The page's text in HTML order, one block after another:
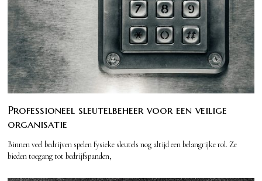
Professioneel sleutelbeheer voor een veilige
organisatie
Binnen veel bedrijven spelen fysieke sleutels nog altijd een belangrijke rol. Ze
bieden toegang tot bedrijfspanden,